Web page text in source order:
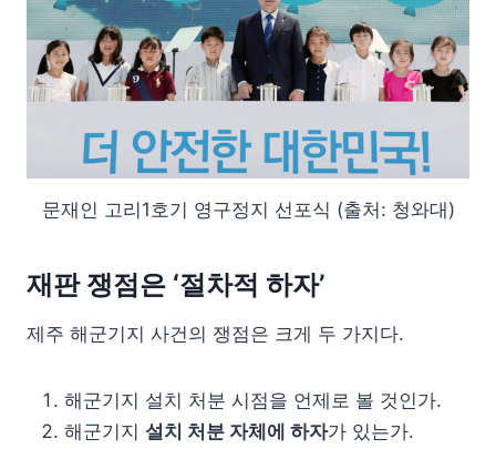
문재인 고리1호기 영구정지 선포식 (출처: 청와대)
재판 쟁점은 ‘절차적 하자’
제주 해군기지 사건의 쟁점은 크게 두 가지다.
해군기지 설치 처분 시점을 언제로 볼 것인가.
해군기지 설치 처분 자체에 하자가 있는가.